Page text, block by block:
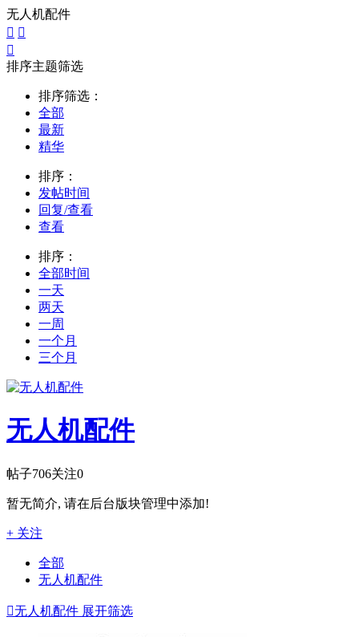
无人机配件
 

排序主题筛选
排序筛选：
全部
最新
精华
排序：
发帖时间
回复/查看
查看
排序：
全部时间
一天
两天
一周
一个月
三个月
无人机配件
帖子706关注0
暂无简介, 请在后台版块管理中添加!
+ 关注
全部
无人机配件
无人机配件 展开筛选